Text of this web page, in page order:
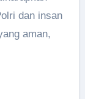
dan insan
aman,